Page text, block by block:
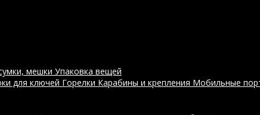
мешки Упаковка вещей
для ключей Горелки Карабины и крепления Мобильные